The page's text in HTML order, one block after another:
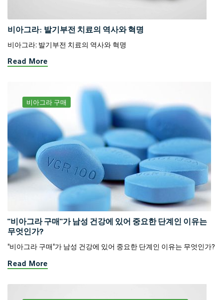
비아그라: 발기부전 치료의 역사와 혁명
비아그라: 발기부전 치료의 역사와 혁명
Read More
비아그라 구매
"비아그라 구매"가 남성 건강에 있어 중요한 단계인 이유는
무엇인가?
"비아그라 구매"가 남성 건강에 있어 중요한 단계인 이유는 무엇인가?
Read More